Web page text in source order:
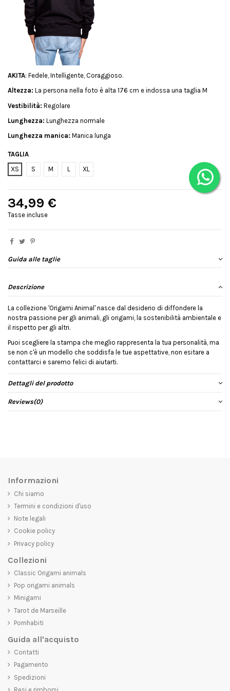
AKITA: Fedele, Intelligente, Coraggioso.
Altezza: La persona nella foto è alta 176 cm e indossa una taglia M
Vestibilità: Regolare
Lunghezza: Lunghezza normale
Lunghezza manica: Manica lunga
TAGLIA
XS
S M L XL
34,99 €
Tasse incluse
Guida alle taglie
Descrizione
La collezione 'Origami Animal' nasce dal desiderio di diffondere la
nostra passione per gli animali, gli origami, la sostenibilità ambientale e
il rispetto per gli altri.
Puoi scegliere la stampa che meglio rappresenta la tua personalità, ma
se non c'è un modello che soddisfa le tue aspettative, non esitare a
contattarci e saremo felici di aiutarti.
Dettagli del prodotto
Reviews(0)
Informazioni
Chi siamo
Termini e condizioni d'uso
Note legali
Cookie policy
Privacy policy
Collezioni
Classic Origami animals
Pop origami animals
Minigami
Tarot de Marseille
Pornhabiti
Guida all'acquisto
Contatti
Pagamento
Spedizioni